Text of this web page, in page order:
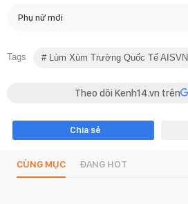
Phụ nữ mới
Tags Lùm Xùm Trường Quốc Tế AISVN
Theo dõi Kenh14.vn trên
Chia sẻ
CÙNG MỤC ĐANG HOT